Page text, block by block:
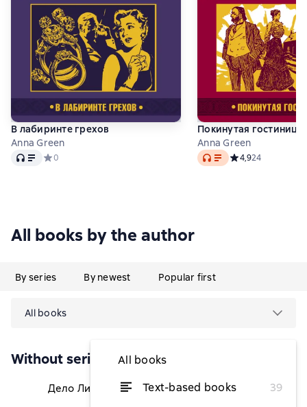
В лабиринте грехов
Anna Green
Audio Средний рейтинг 0 на основе 0 оценок
0
Покинутая гостиница
Anna Green
Audio Средний рейтинг
4,924
All books by the author
By series By newest Popular first
All books
All books
Text-based books
39
Without series
Дело Ливенворта from $1.72